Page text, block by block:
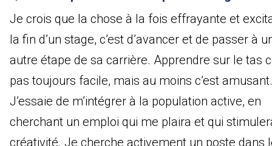
Je crois que la chose à la fois effrayante et
la fin d’un stage, c’est d’avancer et de passer à
autre étape de sa carrière. Apprendre sur le tas
pas toujours facile, mais au moins c’est amusant.
J’essaie de m’intégrer à la population active, en
cherchant un emploi qui me plaira et qui
créativité. Je cherche activement un poste dans